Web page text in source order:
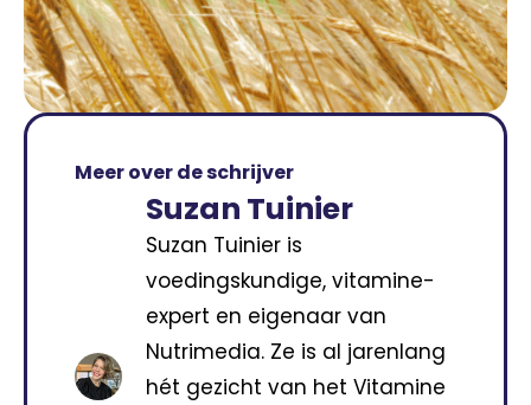
Meer over de schrijver
Suzan Tuinier
Suzan Tuinier is
voedingskundige, vitamine-
expert en eigenaar van
Nutrimedia. Ze is al jarenlang
hét gezicht van het Vitamine